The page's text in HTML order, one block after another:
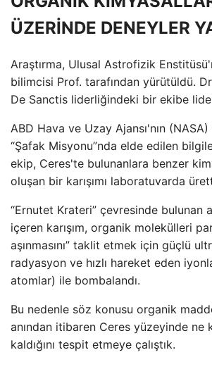
ÜZERİNDE DENEYLER
Araştırma, Ulusal Astrofizik
bilimcisi Prof. tarafından yürütüldü.
De Sanctis liderliğindeki bir ekibe
ABD Hava ve Uzay Ajansı'nın (NASA)
“Şafak Misyonu”nda elde edilen
ekip, Ceres'te bulunanlara benzer
oluşan bir karışımı laboratuvarda
“Ernutet Krateri” çevresinde bulunan
içeren karışım, organik molekülleri
aşınmasını” taklit etmek için güçlü
radyasyon ve hızlı hareket eden
atomlar) ile bombalandı.
Bu nedenle söz konusu organik
anından itibaren Ceres yüzeyinde ne
kaldığını tespit etmeye çalıştık.